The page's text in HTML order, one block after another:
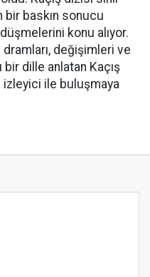
baskın sonucu
konu alıyor.
dramları, değişimleri ve
dille anlatan Kaçış
izleyici ile buluşmaya